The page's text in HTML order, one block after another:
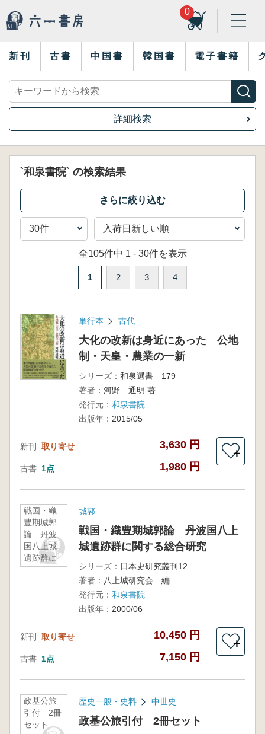
0
新刊 古書 中国書 韓国書 電子書籍
詳細検索
`和泉書院` の検索結果
全105件中 1 - 30件を表示
1 2 3 4
単行本 古代
大化の改新は身近にあった 公地
制・天皇・農業の一新
シリーズ： 和泉選書 179
著者： 河野 通明 著
発行元： 和泉書院
出版年： 2015/05
新刊 取り寄せ 3,630 円
古書 1点 1,980 円
＋
戦国・織
豊期城郭
論 丹波
国八上城
遺跡群に
関する総
城郭
戦国・織豊期城郭論 丹波国八上
城遺跡群に関する総合研究
シリーズ： 日本史研究叢刊12
著者： 八上城研究会 編
発行元： 和泉書院
出版年： 2000/06
新刊 取り寄せ 10,450 円
古書 1点 7,150 円
＋
政基公旅
引付 2冊
セット
歴史一般・史料 中世史
政基公旅引付 2冊セット